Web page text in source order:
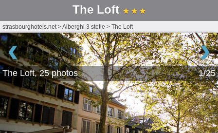
The Loft ★ ★ ★
strasbourghotels.net>Alberghi 3 stelle > The Loft
‹ ›
The Loft, 25 photos 1/25